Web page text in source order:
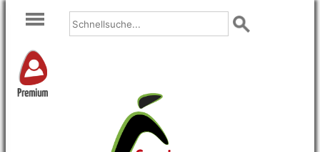
Premium